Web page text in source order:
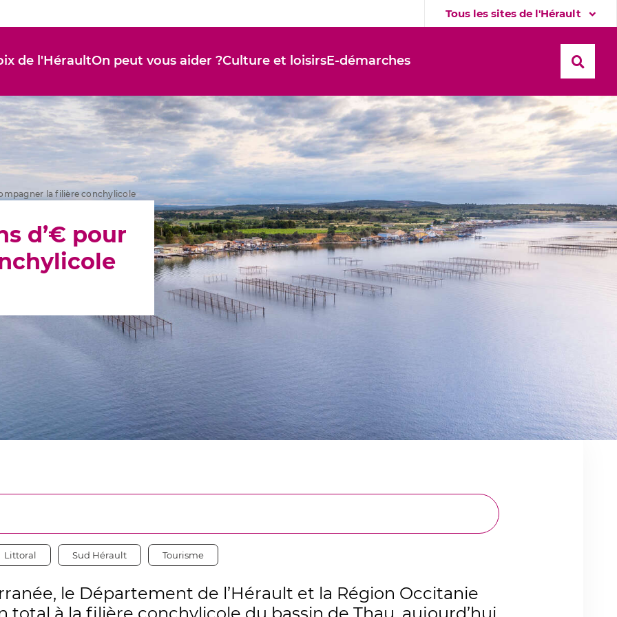
Tous les sites de l'Hérault
de l'HéraultOn peut vous aider ?Culture et loisirsE-démarches
d’€ pour
la filière conchylicole
Littoral Sud Hérault Tourisme
le Département de l’Hérault et la Région Occitanie